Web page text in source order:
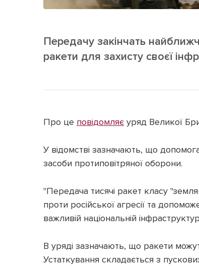
Передачу закінчать
ракети для захисту своєї
Про це повідомляє уряд Великої
У відомстві зазначають, що
засоби протиповітряної оборони.
"Передача тисячі ракет класу
проти російської агресії та
важливій національній
В уряді зазначають, що ракети
Устаткування складається з